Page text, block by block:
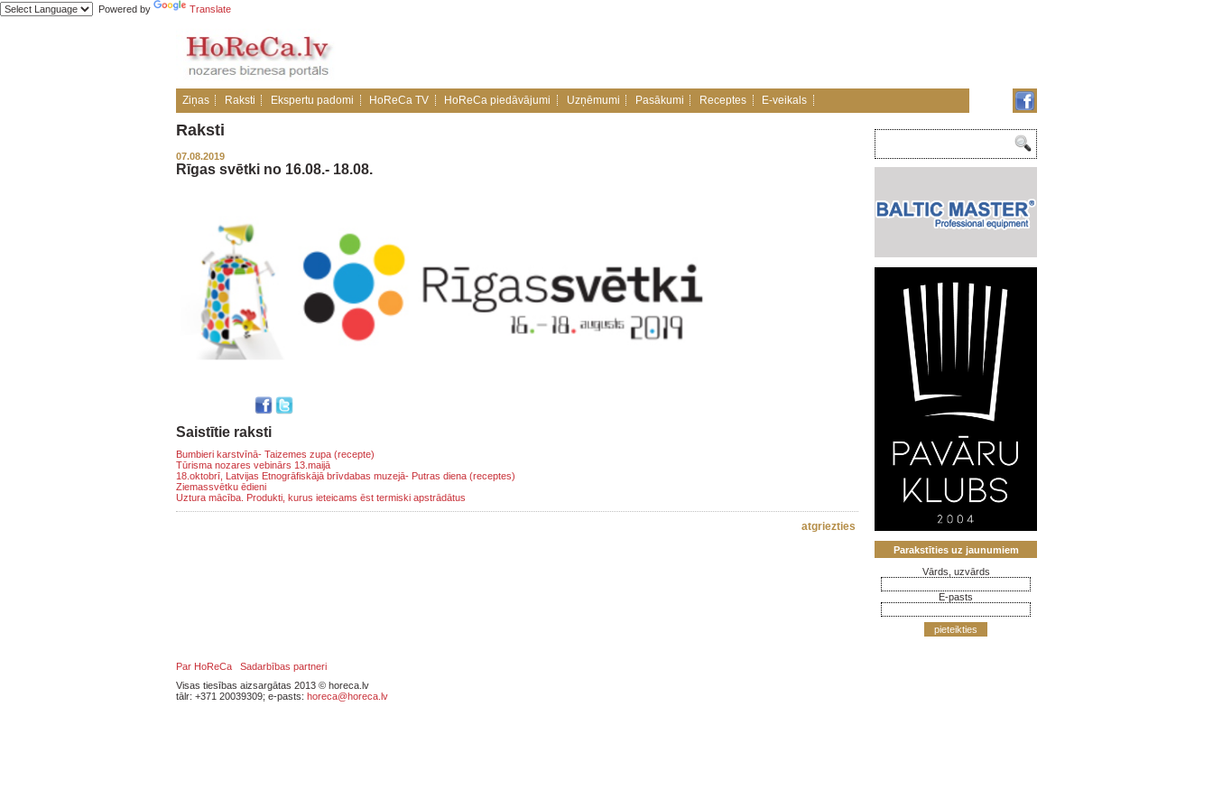
Powered by Translate
Ziņas Raksti Ekspertu padomi HoReCa TV HoReCa piedāvājumi Uzņēmumi Pasākumi Receptes E-veikals
Raksti
07.08.2019
Rīgas svētki no 16.08.- 18.08.
Saistītie raksti
Bumbieri karstvīnā- Taizemes zupa (recepte)
Tūrisma nozares vebinārs 13.maijā
18.oktobrī, Latvijas Etnogrāfiskājā brīvdabas muzejā- Putras diena (receptes)
Ziemassvētku ēdieni
Uztura mācība. Produkti, kurus ieteicams ēst termiski apstrādātus
atgriezties
Parakstīties uz jaunumiem
Vārds, uzvārds
E-pasts
pieteikties
Par HoReCa
Sadarbības partneri
Visas tiesības aizsargātas 2013 © horeca.lv
tālr: +371 20039309; e-pasts: horeca@horeca.lv